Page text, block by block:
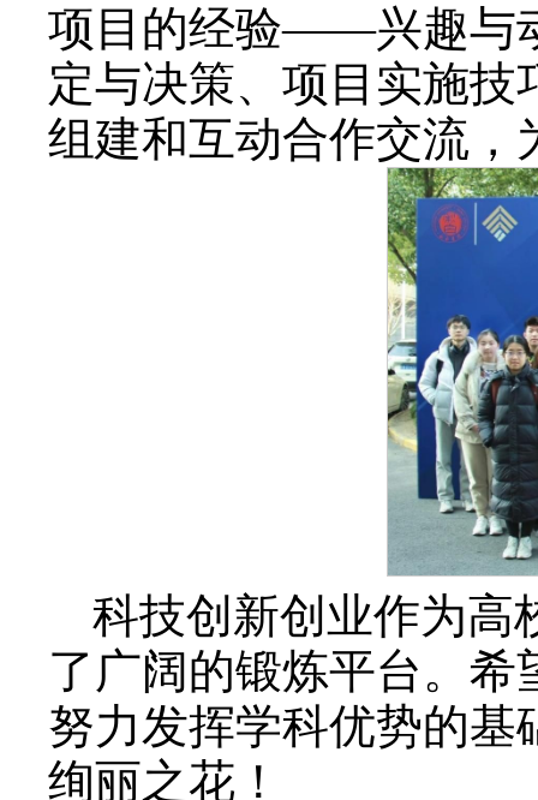
项目的经验——兴趣与
定与决策、项目实施
组建和互动合作交流，
科技创新创业作为高
了广阔的锻炼平台。
努力发挥学科优势的基
绚丽之花！